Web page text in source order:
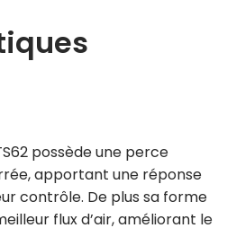
possède une perce
apportant une réponse
contrôle. De plus sa forme
flux d’air, améliorant le